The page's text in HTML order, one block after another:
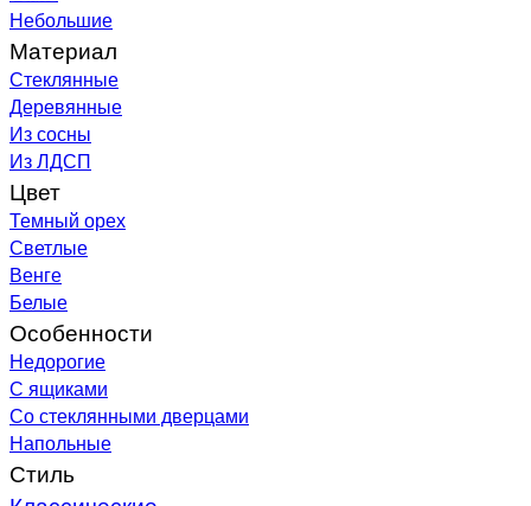
Небольшие
Материал
Стеклянные
Деревянные
Из сосны
Из ЛДСП
Цвет
Темный орех
Светлые
Венге
Белые
Особенности
Недорогие
С ящиками
Со стеклянными дверцами
Напольные
Стиль